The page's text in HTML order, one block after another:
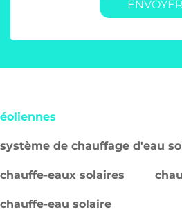
ENVOYER
éoliennes
système de chauffage d'eau
chauffe-eaux solaires
chauffe-eau solaire